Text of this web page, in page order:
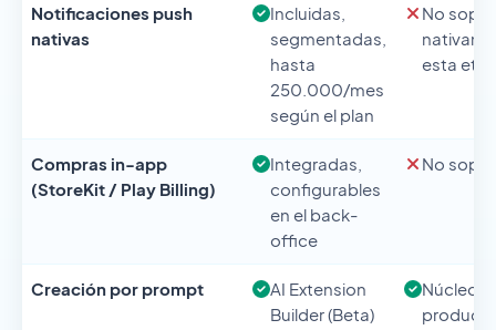
Notificaciones push
nativas
Incluidas,
segmentadas,
hasta
250.000/mes
según el plan
No
esta
Compras in-app
(StoreKit / Play Billing)
Integradas,
configurables
en el back-
office
No
Creación por prompt
AI Extension
Builder (Beta)
Núcleo